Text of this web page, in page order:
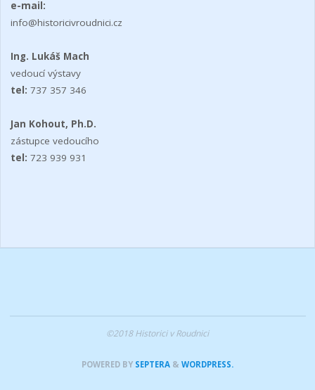
e-mail:
info@historicivroudnici.cz
Ing. Lukáš Mach
vedoucí výstavy
tel: 737 357 346
Jan Kohout, Ph.D.
zástupce vedoucího
tel: 723 939 931
©2018 Historici v Roudnici
POWERED BY SEPTERA & WORDPRESS.